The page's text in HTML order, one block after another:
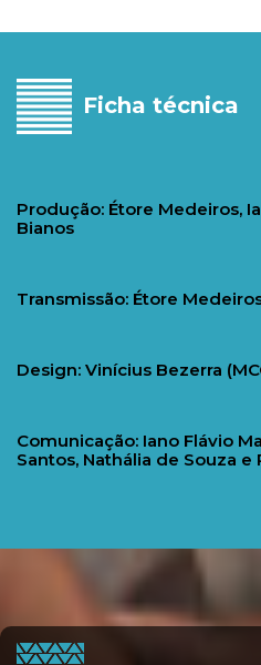
Ficha técnica
Produção: Étore Medeiros,
Bianos
Transmissão: Étore
Design: Vinícius Bezerra
Comunicação: Iano Flávio
Santos, Nathália de Souza